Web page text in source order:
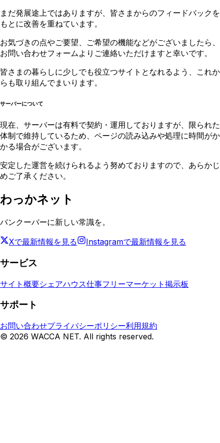
まだ発展途上ではありますが、皆さまからのフィードバックを
もとに改善を重ねています。
お気づきの点やご要望、ご希望の機能などがございましたら、
お問い合わせフォームよりご連絡いただけますと幸いです。
皆さまの暮らしに少しでも役立つサイトとなれるよう、これか
らも取り組んでまいります。
サーバーについて
現在、サーバーは有料で契約・運用しておりますが、限られた
体制で維持しているため、ページの読み込みや処理に時間がか
かる場合がございます。
安定した運営を続けられるよう努めておりますので、あらかじ
めご了承ください。
わっかネット
バンクーバーに新しい常識を。
Xで最新情報を見る
Instagramで最新情報を見る
サービス
サイト概要シェアハウス仕事フリーマーケット 掲示板
サポート
お問い合わせプライバシーポリシー利用規約
© 2026 WACCA NET. All rights reserved.